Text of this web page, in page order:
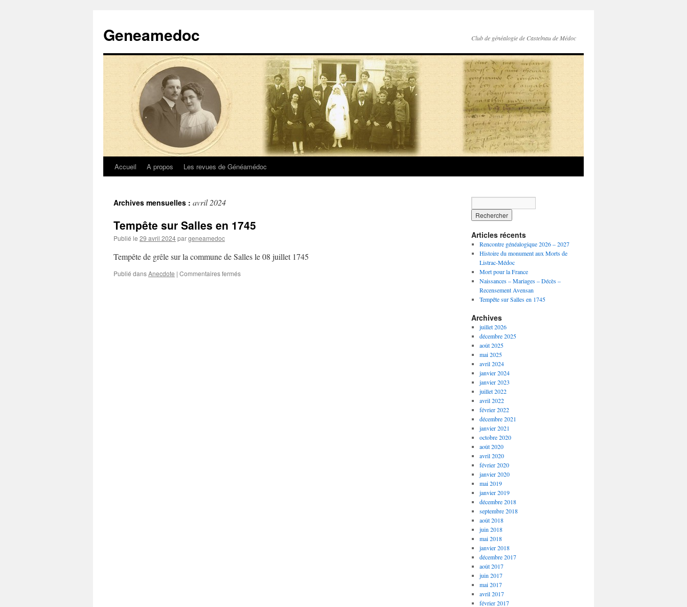
Geneamedoc Club de généalogie de Castelnau de Médoc
Aller
contenu
Accueil A propos Les revues de Généamédoc
Archives mensuelles : avril 2024
Tempête sur Salles en 1745
Publié le 29 avril 2024pargeneamedoc
Tempête de grêle sur la commune de Salles le 08 juillet 1745
Publié dansAnecdote | Commentaires ferméssur
Articles récents
Rencontre généalogique 2026 – 2027
Histoire du monument aux Morts de
Listrac-Médoc
Mort pour la France
Naissances – Mariages – Décès –
Recensement Avensan
Tempête sur Salles en 1745
Archives
juillet 2026
décembre 2025
août 2025
mai 2025
avril 2024
janvier 2024
janvier 2023
juillet 2022
avril 2022
février 2022
décembre 2021
janvier 2021
octobre 2020
août 2020
avril 2020
février 2020
janvier 2020
mai 2019
janvier 2019
décembre 2018
septembre 2018
août 2018
juin 2018
mai 2018
janvier 2018
décembre 2017
août 2017
juin 2017
mai 2017
avril 2017
février 2017